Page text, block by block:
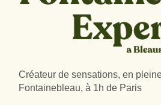
Créateur de sensations, en
Fontainebleau, à 1h de Paris